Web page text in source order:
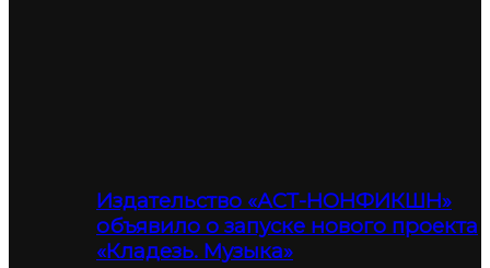
Издательство «АСТ-НОНФИКШН»
объявило о запуске нового проекта
«Кладезь. Музыка»